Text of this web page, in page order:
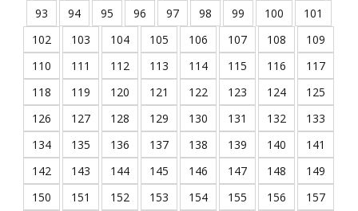
93
94 95 96 97 98 99 100
101
102
103 104 105 106 107 108
109
110
111 112 113 114 115 116
117
118
119 120 121 122 123 124
125
126
127 128 129 130 131 132
133
134
135 136 137 138 139 140
141
142
143 144 145 146 147 148
149
150
151 152 153 154 155 156
157